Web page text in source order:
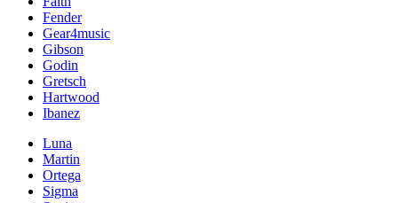
Fender
Gear4music
Gibson
Godin
Gretsch
Hartwood
Ibanez
Luna
Martin
Ortega
Sigma